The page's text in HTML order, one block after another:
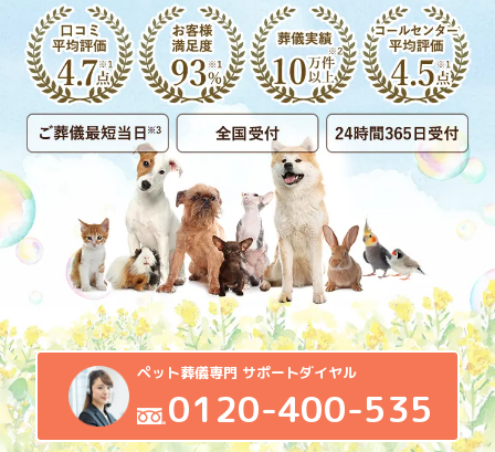
ペット葬儀専門 サポートダイヤル
0120-400-535